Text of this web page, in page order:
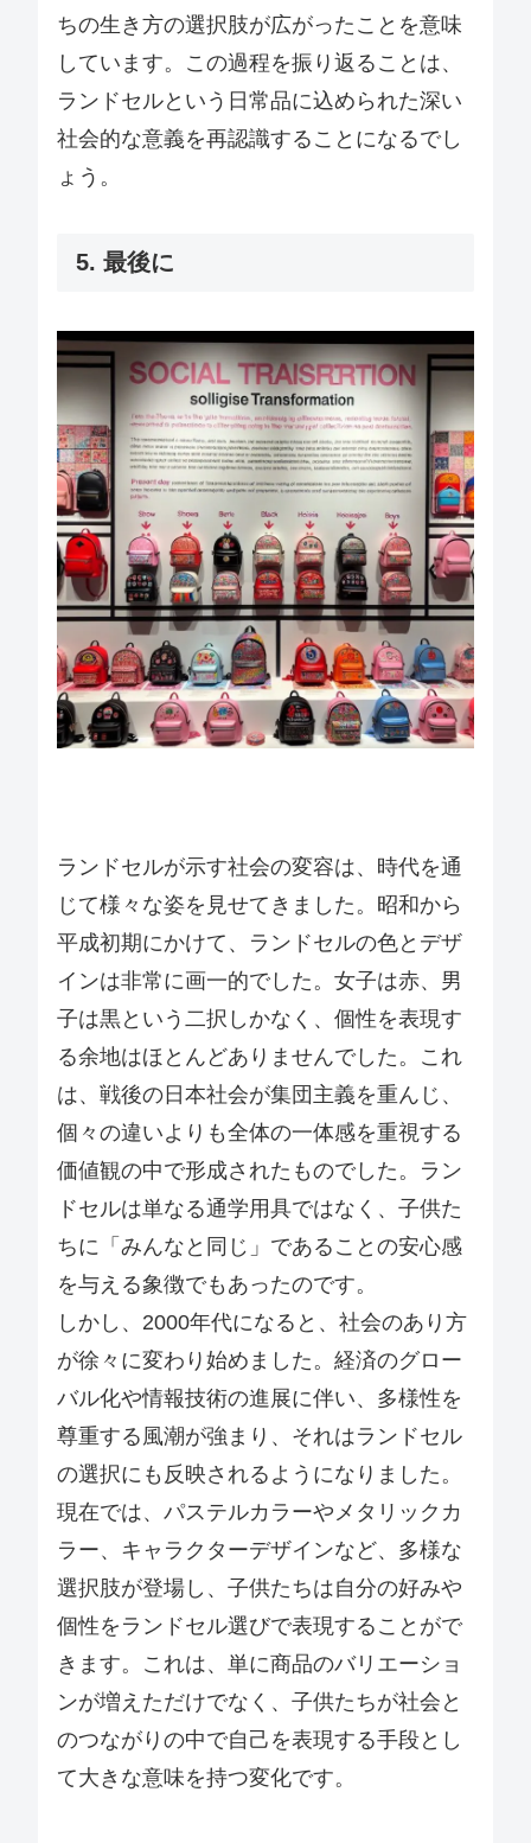
ちの生き方の選択肢が広がったことを意味
しています。この過程を振り返ることは、
ランドセルという日常品に込められた深い
社会的な意義を再認識することになるでし
ょう。
5. 最後に
ランドセルが示す社会の変容は、時代を通
じて様々な姿を見せてきました。昭和から
平成初期にかけて、ランドセルの色とデザ
インは非常に画一的でした。女子は赤、男
子は黒という二択しかなく、個性を表現す
る余地はほとんどありませんでした。これ
は、戦後の日本社会が集団主義を重んじ、
個々の違いよりも全体の一体感を重視する
価値観の中で形成されたものでした。ラン
ドセルは単なる通学用具ではなく、子供た
ちに「みんなと同じ」であることの安心感
を与える象徴でもあったのです。
しかし、2000年代になると、社会のあり方
が徐々に変わり始めました。経済のグロー
バル化や情報技術の進展に伴い、多様性を
尊重する風潮が強まり、それはランドセル
の選択にも反映されるようになりました。
現在では、パステルカラーやメタリックカ
ラー、キャラクターデザインなど、多様な
選択肢が登場し、子供たちは自分の好みや
個性をランドセル選びで表現することがで
きます。これは、単に商品のバリエーショ
ンが増えただけでなく、子供たちが社会と
のつながりの中で自己を表現する手段とし
て大きな意味を持つ変化です。